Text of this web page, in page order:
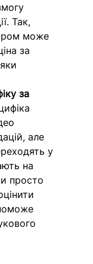
Так,
може
за
за
але
у
на
просто